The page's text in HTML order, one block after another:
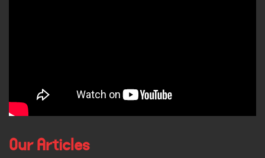
Our Articles